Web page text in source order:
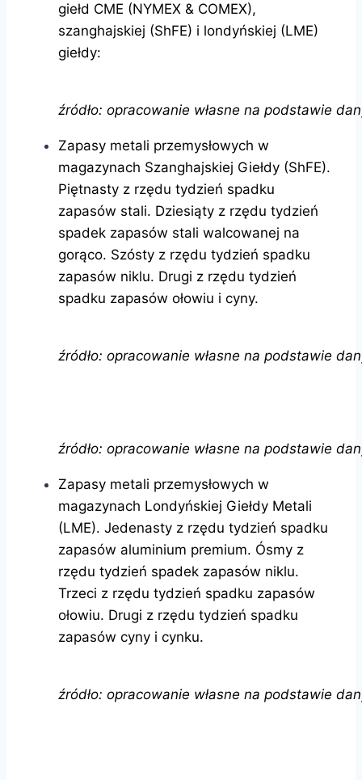
giełd CME (NYMEX & COMEX),
szanghajskiej (ShFE) i londyńskiej (LME)
giełdy:
źródło: opracowanie własne na podstawie
Zapasy metali przemysłowych w
magazynach Szanghajskiej Giełdy (ShFE).
Piętnasty z rzędu tydzień spadku
zapasów stali. Dziesiąty z rzędu tydzień
spadek zapasów stali walcowanej na
gorąco. Szósty z rzędu tydzień spadku
zapasów niklu. Drugi z rzędu tydzień
spadku zapasów ołowiu i cyny.
źródło: opracowanie własne na podstawie
źródło: opracowanie własne na podstawie
Zapasy metali przemysłowych w
magazynach Londyńskiej Giełdy Metali
(LME). Jedenasty z rzędu tydzień spadku
zapasów aluminium premium. Ósmy z
rzędu tydzień spadek zapasów niklu.
Trzeci z rzędu tydzień spadku zapasów
ołowiu. Drugi z rzędu tydzień spadku
zapasów cyny i cynku.
źródło: opracowanie własne na podstawie